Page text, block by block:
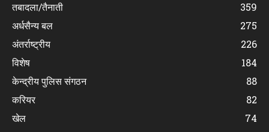
तबादला/तैनाती
359
अर्धसैन्य बल
275
अंतर्राष्ट्रीय
226
विशेष
184
केन्द्रीय पुलिस संगठन
88
करियर
82
खेल
74